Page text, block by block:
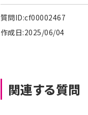
質問ID:cf00002467
作成日:2025/06/04
関連する質問